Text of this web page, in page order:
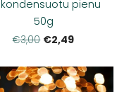
pienu
50g
€3,00 €2,49